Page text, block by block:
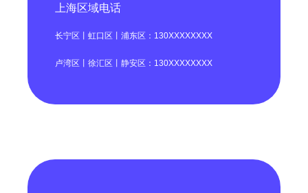
上海区域电话
长宁区丨虹口区丨浦东区：130XXXXXXXX
卢湾区丨徐汇区丨静安区：130XXXXXXXX